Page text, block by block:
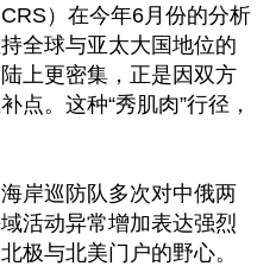
）在今年6月份的分析
全球与亚太大国地位的
上更密集，正是因双方
点。这种“秀肌肉”行径，
岸巡防队多次对中俄两
活动异常增加表达强烈
极与北美门户的野心。